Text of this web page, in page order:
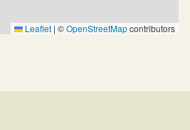
Leaflet | ©OpenStreetMapcontributors